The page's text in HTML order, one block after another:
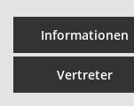
Informationen
Vertreter